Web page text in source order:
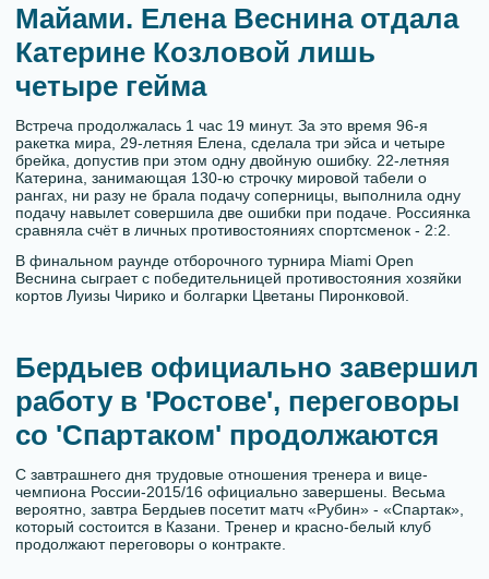
Майами. Елена Веснина отдала
Катерине Козловой лишь
четыре гейма
Встреча продолжалась 1 час 19 минут. За это время 96-я
ракетка мира, 29-летняя Елена, сделала три эйса и четыре
брейка, допустив при этом одну двойную ошибку. 22-летняя
Катерина, занимающая 130-ю строчку мировой табели о
рангах, ни разу не брала подачу соперницы, выполнила одну
подачу навылет совершила две ошибки при подаче. Россиянка
сравняла счёт в личных противостояниях спортсменок - 2:2.
В финальном раунде отборочного турнира Miami Open
Веснина сыграет с победительницей противостояния хозяйки
кортов Луизы Чирико и болгарки Цветаны Пиронковой.
Бердыев официально завершил
работу в 'Ростове', переговоры
со 'Спартаком' продолжаются
С завтрашнего дня трудовые отношения тренера и вице-
чемпиона России-2015/16 официально завершены. Весьма
вероятно, завтра Бердыев посетит матч «Рубин» - «Спартак»,
который состоится в Казани. Тренер и красно-белый клуб
продолжают переговоры о контракте.